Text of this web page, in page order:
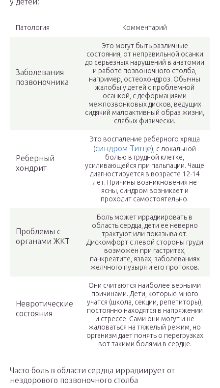
Патология Комментарий
Заболевания
позвоночника
Это могут быть различные
состояния, от неправильной осанки
до серьезных нарушений в анатомии
и работе позвоночного столба,
например, остеохондроз. Обычны
жалобы у детей с проблемной
осанкой, с деформациями
межпозвонковых дисков, ведущих
сидячий малоактивный образ жизни,
слабых физически.
Реберный
хондрит
Это воспаление реберного хряща
(синдром Титце), с локальной
болью в грудной клетке,
усиливающейся при пальпации. Чаще
диагностируется в возрасте 12-14
лет. Причины возникновения не
ясны, синдром возникает и
проходит самостоятельно.
Проблемы с
органами ЖКТ
Боль может иррадиировать в
область сердца, дети ее неверно
трактуют или показывают.
Дискомфорт с левой стороны груди
возможен при гастритах,
панкреатите, язвах, заболеваниях
желчного пузыря и его протоков.
Невротические
состояния
Они считаются наиболее верными
причинами. Дети, которые много
учатся (школа, секции, репетиторы),
постоянно находятся в напряжении
и стрессе. Сами они могут и не
жаловаться на тяжелый режим, но
организм дает понять о перегрузках
вот такими болями в сердце.
Часто боль в области сердца иррадиирует от
нездорового позвоночного столба